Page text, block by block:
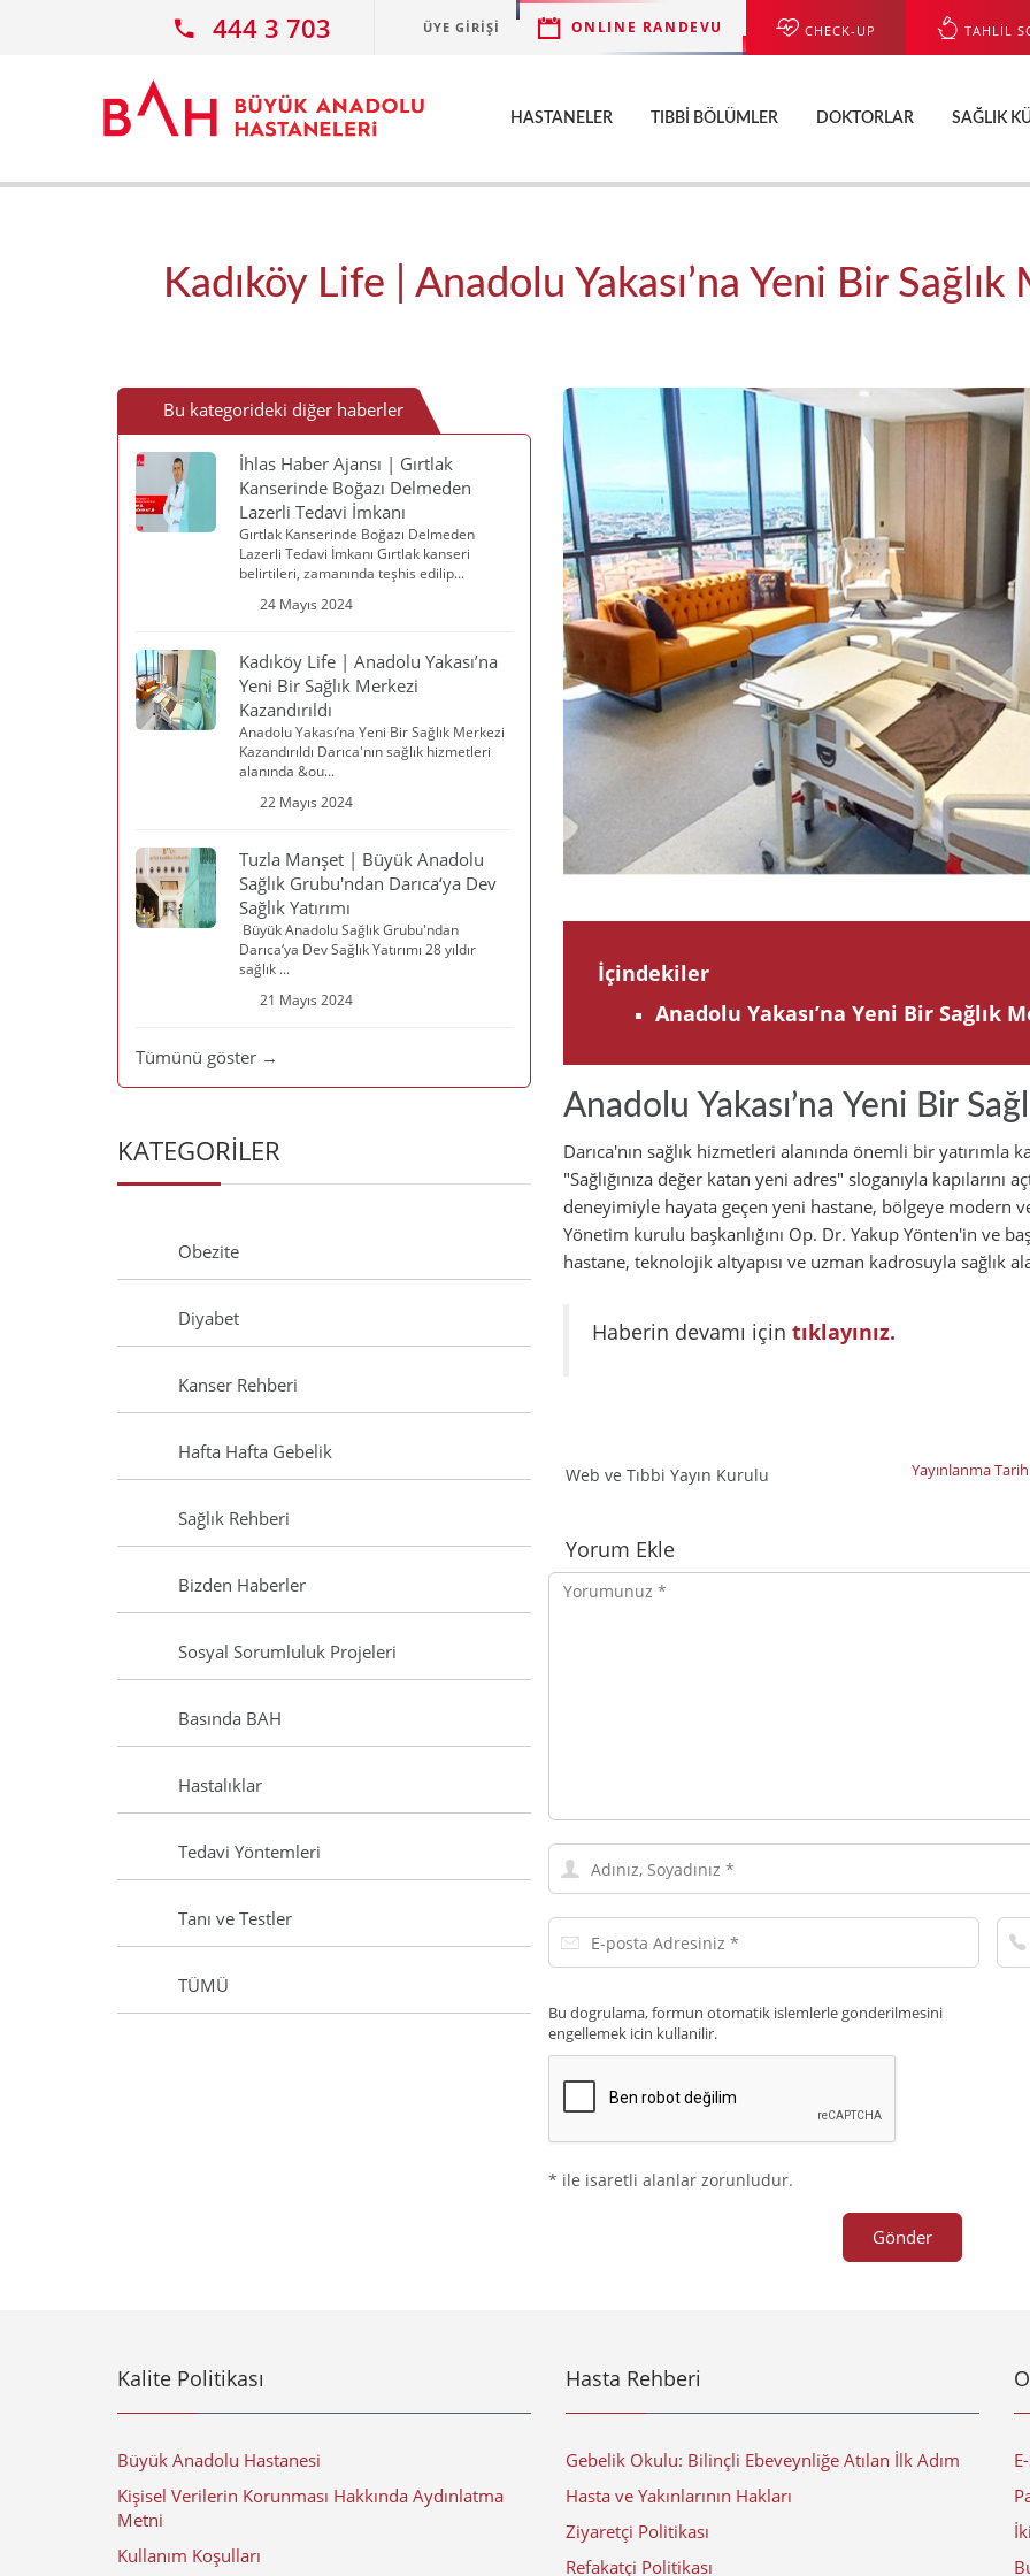
444 3 703 ÜYE GIRIŞI ONLINE RANDEVU CHECK-UP TAHLİL
HASTANELER TIBBI BÖLÜMLER DOKTORLAR SAĞLIK
Kadıköy Life | Anadolu Yakası’na Yeni Bir Sağlık
İçindekiler
Anadolu Yakası’na Yeni Bir Sağlık
Anadolu Yakası’na Yeni Bir
Darıca'nın sağlık hizmetleri alanında önemli bir yatırımla
"Sağlığınıza değer katan yeni adres" sloganıyla kapılarını
deneyimiyle hayata geçen yeni hastane, bölgeye modern
Yönetim kurulu başkanlığını Op. Dr. Yakup Yönten'in ve
hastane, teknolojik altyapısı ve uzman kadrosuyla sağlık
Haberin devamı için tıklayınız.
Web ve Tıbbi Yayın Kurulu Yayınlanma
Yorumlar
Yorum Ekle
Yorumunuz
Adınız,
Soyadınız
E-
posta
Bu dogrulama, formun otomatik islemlerle gonderilmesini
engellemek icin kullanilir.
* ile isaretli alanlar zorunludur.
Gönder
Bu kategorideki diğer haberler
İhlas Haber Ajansı | Gırtlak
Kanserinde Boğazı Delmeden
Lazerli Tedavi İmkanı
Gırtlak Kanserinde Boğazı Delmeden
Lazerli Tedavi İmkanı Gırtlak kanseri
belirtileri, zamanında teşhis edilip...
24 Mayıs 2024
Kadıköy Life | Anadolu Yakası’na
Yeni Bir Sağlık Merkezi
Kazandırıldı
Anadolu Yakası’na Yeni Bir Sağlık Merkezi
Kazandırıldı Darıca'nın sağlık hizmetleri
alanında &ou...
22 Mayıs 2024
Tuzla Manşet | Büyük Anadolu
Sağlık Grubu'ndan Darıca‘ya Dev
Sağlık Yatırımı
Büyük Anadolu Sağlık Grubu'ndan
Darıca‘ya Dev Sağlık Yatırımı 28 yıldır
sağlık ...
21 Mayıs 2024
Tümünü göster →
KATEGORİLER
Obezite
Diyabet
Kanser Rehberi
Hafta Hafta Gebelik
Sağlık Rehberi
Bizden Haberler
Sosyal Sorumluluk Projeleri
Basında BAH
Hastalıklar
Tedavi Yöntemleri
Tanı ve Testler
TÜMÜ
Kalite Politikası
Büyük Anadolu Hastanesi
Kişisel Verilerin Korunması Hakkında Aydınlatma
Metni
Kullanım Koşulları
Hasta Rehberi
Gebelik Okulu: Bilinçli Ebeveynliğe Atılan İlk Adım
Hasta ve Yakınlarının Hakları
Ziyaretçi Politikası
Refakatçi Politikası